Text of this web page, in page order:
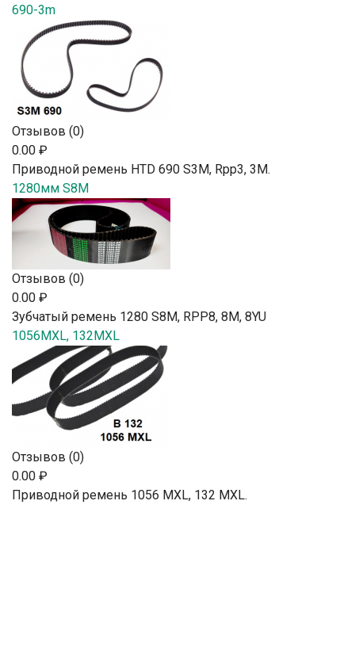
690-3m
Отзывов (0)
0.00 ₽
Приводной ремень HTD 690 S3M, Rpp3, 3М.
1280мм S8M
Отзывов (0)
0.00 ₽
Зубчатый ремень 1280 S8M, RPP8, 8М, 8YU
1056MXL, 132MXL
Отзывов (0)
0.00 ₽
Приводной ремень 1056 MXL, 132 MXL.